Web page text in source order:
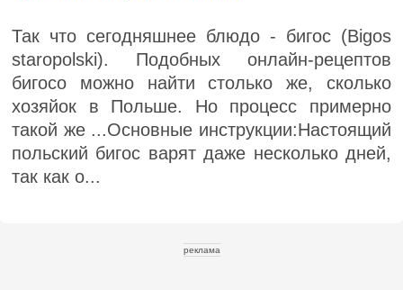
Так что сегодняшнее блюдо - бигос (Bigos
staropolski). Подобных онлайн-рецептов
бигосо можно найти столько же, сколько
хозяйок в Польше. Но процесс примерно
такой же ...Основные инструкции:Настоящий
польский бигос варят даже несколько дней,
так как о...
реклама